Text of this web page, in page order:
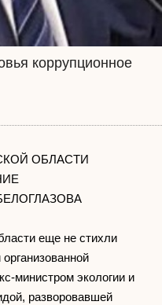
коррупционное
ОБЛАСТИ
еще не стихли
министром экологии и
разворовавшей